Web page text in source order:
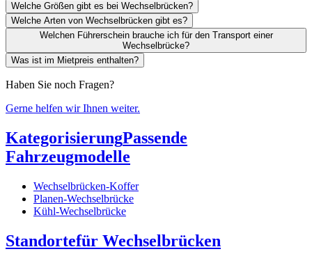
Welche Größen gibt es bei Wechselbrücken?
Welche Arten von Wechselbrücken gibt es?
Welchen Führerschein brauche ich für den Transport einer
Wechselbrücke?
Was ist im Mietpreis enthalten?
Haben Sie noch Fragen?
Gerne helfen wir Ihnen weiter.
KategorisierungPassende
Fahrzeugmodelle
Wechselbrücken-Koffer
Planen-Wechselbrücke
Kühl-Wechselbrücke
Standortefür Wechselbrücken